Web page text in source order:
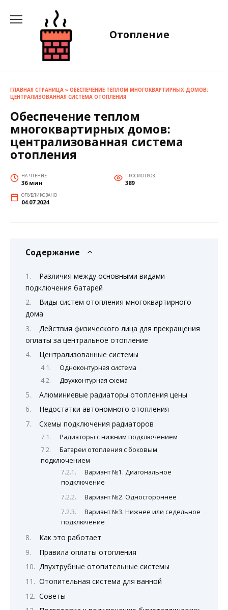
содержанию
Отопление
ГЛАВНАЯ СТРАНИЦА » ОБЕСПЕЧЕНИЕ ТЕПЛОМ МНОГОКВАРТИРНЫХ ДОМОВ:
ЦЕНТРАЛИЗОВАННАЯ СИСТЕМА ОТОПЛЕНИЯ
Обеспечение теплом
многоквартирных домов:
централизованная система
отопления
НА ЧТЕНИЕ
36 мин
ПРОСМОТРОВ
389
ОПУБЛИКОВАНО
04.07.2024
Содержание
Различия между основными видами
подключения батарей
Виды систем отопления многоквартирного
дома
Действия физического лица для прекращения
оплаты за центральное отопление
Централизованные системы
Одноконтурная система
Двухконтурная схема
Алюминиевые радиаторы отопления цены
Недостатки автономного отопления
Схемы подключения радиаторов
Радиаторы с нижним подключением
Батареи отопления с боковым
подключением
Вариант №1. Диагональное
подключение
Вариант №2. Одностороннее
Вариант №3. Нижнее или седельное
подключение
Как это работает
Правила оплаты отопления
Двухтрубные отопительные системы
Отопительная система для ванной
Советы